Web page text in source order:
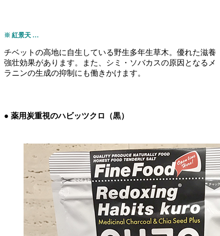
※ 紅景天 …
チベットの高地に自生している野生多年生草木。優れた滋養
強壮効果があります。また、シミ・ソバカスの原因となるメ
ラニンの生成の抑制にも働きかけます。
● 薬用炭重視のハビッツクロ（黒）